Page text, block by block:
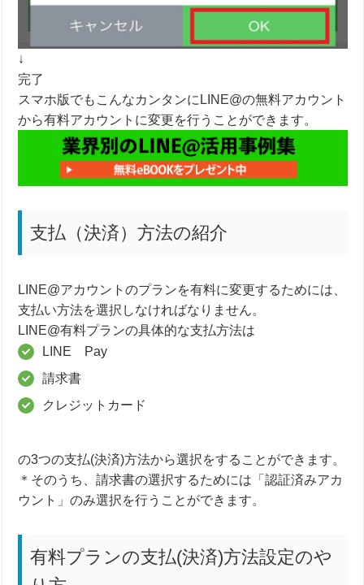
↓
完了
スマホ版でもこんなカンタンにLINE@の無料アカウント
から有料アカウントに変更を行うことができます。
支払（決済）方法の紹介
LINE@アカウントのプランを有料に変更するためには、
支払い方法を選択しなければなりません。
LINE@有料プランの具体的な支払方法は
LINE Pay
請求書
クレジットカード
の3つの支払(決済)方法から選択をすることができます。
＊そのうち、請求書の選択するためには「認証済みアカ
ウント」のみ選択を行うことができます。
有料プランの支払(決済)方法設定のや